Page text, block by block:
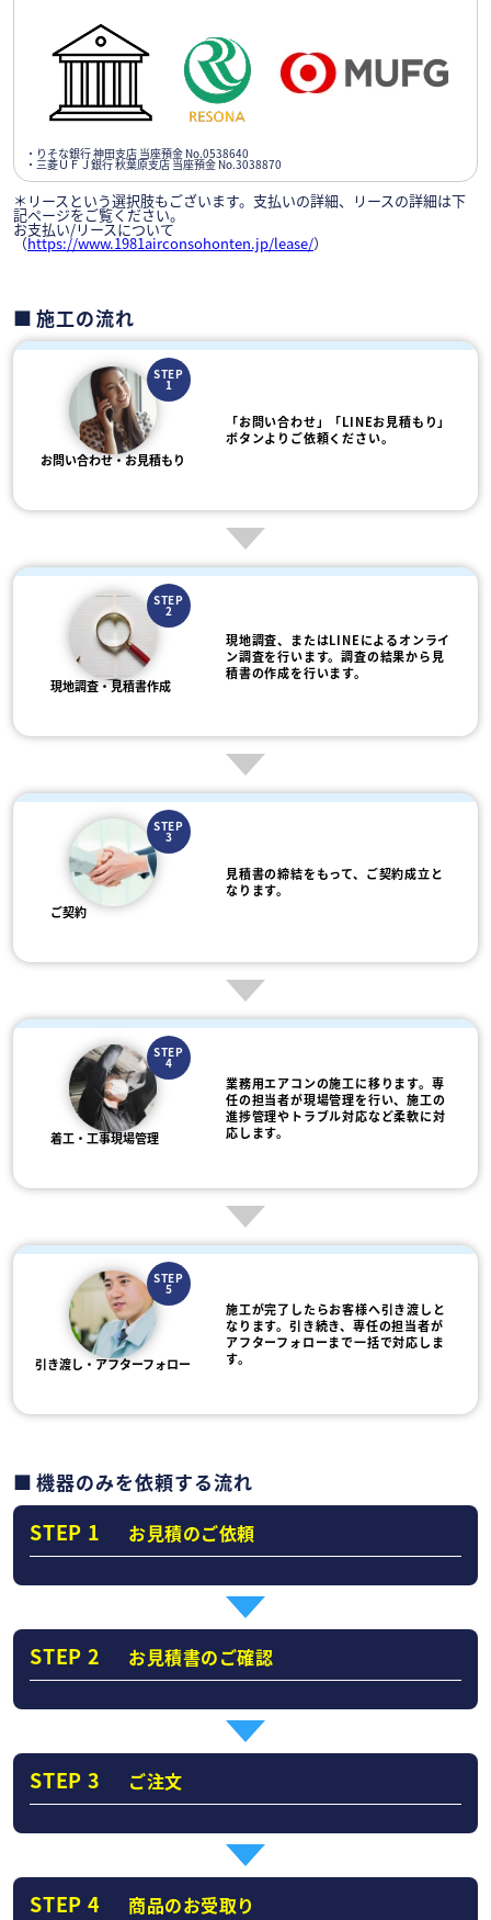
・りそな銀行 神田支店 当座預金 No.0538640
・三菱ＵＦＪ銀行 秋葉原支店 当座預金 No.3038870
＊リースという選択肢もございます。支払いの詳細、リースの詳細は下
記ページをご覧ください。
お支払い/リースについて
（https://www.1981airconsohonten.jp/lease/）
施工の流れ
STEP
1
お問い合わせ・お見積もり
「お問い合わせ」「LINEお見積もり」
ボタンよりご依頼ください。
STEP
2
現地調査・見積書作成
現地調査、またはLINEによるオンライ
ン調査を行います。調査の結果から見
積書の作成を行います。
STEP
3
ご契約
見積書の締結をもって、ご契約成立と
なります。
STEP
4
着工・工事現場管理
業務用エアコンの施工に移ります。専
任の担当者が現場管理を行い、施工の
進捗管理やトラブル対応など柔軟に対
応します。
STEP
5
引き渡し・アフターフォロー
施工が完了したらお客様へ引き渡しと
なります。引き続き、専任の担当者が
アフターフォローまで一括で対応しま
す。
機器のみを依頼する流れ
STEP 1 お見積のご依頼
STEP 2 お見積書のご確認
STEP 3 ご注文
STEP 4 商品のお受取り